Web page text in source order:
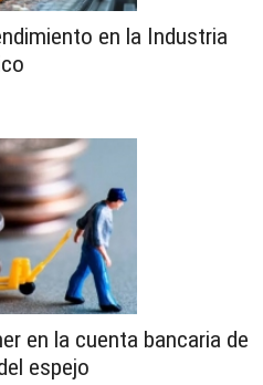
en la Industria
en la cuenta bancaria de
espejo